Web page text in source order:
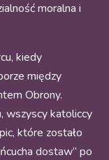
moralna i
kiedy
między
Obrony.
wszyscy katoliccy
które zostało
dostaw” po